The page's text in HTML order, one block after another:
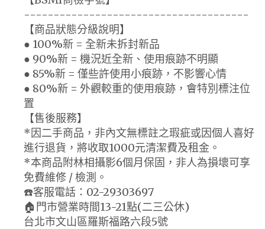
--------------------------------------
【商品狀態分級說明】
● 100%新 = 全新未拆封新品
● 90%新 = 機況近全新、使用痕跡不明顯
● 85%新 = 僅些許使用小痕跡，不影響心情
● 80%新 = 外觀較重的使用痕跡，會特別標注位
置
【售後服務】
*因二手商品，非內文無標註之瑕疵或因個人喜好
進行退貨，將收取1000元清潔費及租金。
*本商品附林相攝影6個月保固，非人為損壞可享
免費維修 / 檢測。
☎️客服電話：02-29303697
🏠門市營業時間13-21點(二三公休)
台北市文山區羅斯福路六段5號